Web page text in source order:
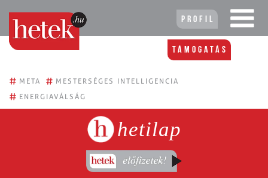
Profil
Támogatás
# META # MESTERSÉGES INTELLIGENCIA
# ENERGIAVÁLSÁG
hetilap